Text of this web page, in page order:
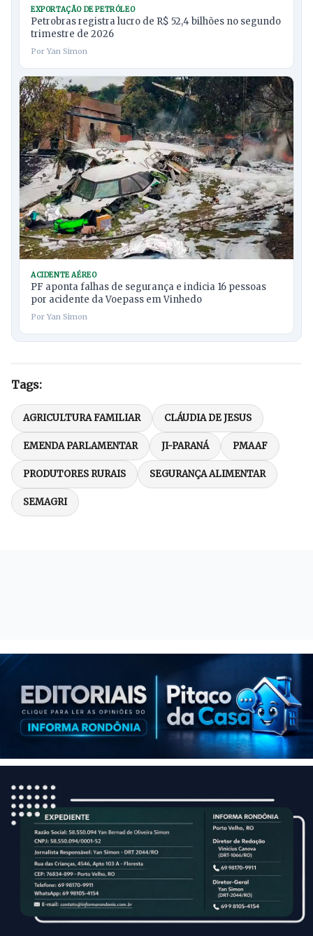
EXPORTAÇÃO DE PETRÓLEO
Petrobras registra lucro de R$ 52,4 bilhões no segundo
trimestre de 2026
Por Yan Simon
ACIDENTE AÉREO
PF aponta falhas de segurança e indicia 16 pessoas
por acidente da Voepass em Vinhedo
Por Yan Simon
Tags:
AGRICULTURA FAMILIAR CLÁUDIA DE JESUS
EMENDA PARLAMENTAR JI-PARANÁ PMAAF
PRODUTORES RURAIS SEGURANÇA ALIMENTAR
SEMAGRI